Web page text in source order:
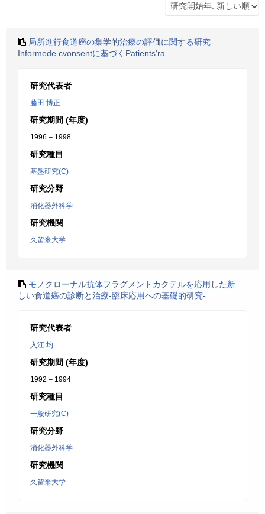
局所進行食道癌の集学的治療の評価に関する研究-
Informede cvonsentに基づくPatients'ra
研究代表者
藤田 博正
研究期間 (年度)
1996 – 1998
研究種目
基盤研究(C)
研究分野
消化器外科学
研究機関
久留米大学
モノクローナル抗体フラグメントカクテルを応用した新
しい食道癌の診断と治療-臨床応用への基礎的研究-
研究代表者
入江 均
研究期間 (年度)
1992 – 1994
研究種目
一般研究(C)
研究分野
消化器外科学
研究機関
久留米大学